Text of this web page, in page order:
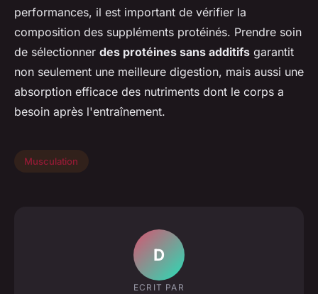
performances, il est important de vérifier la
composition des suppléments protéinés. Prendre soin
de sélectionner des protéines sans additifs garantit
non seulement une meilleure digestion, mais aussi une
absorption efficace des nutriments dont le corps a
besoin après l'entraînement.
Musculation
D
ECRIT PAR